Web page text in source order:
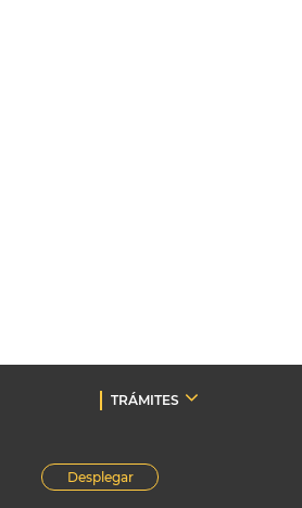
TRÁMITES
Desplegar